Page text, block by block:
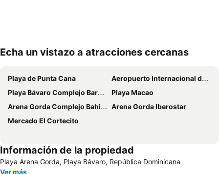
Echa un vistazo a atracciones cercanas
Playa de Punta Cana
Aeropuerto Internacional de Punta Cana
Playa Bávaro Complejo Barceló Bávaro
Playa Macao
Arena Gorda Complejo Bahia Principe Bavaro
Arena Gorda Iberostar
Mercado El Cortecito
Información de la propiedad
Playa Arena Gorda, Playa Bávaro, República Dominicana
Ver más